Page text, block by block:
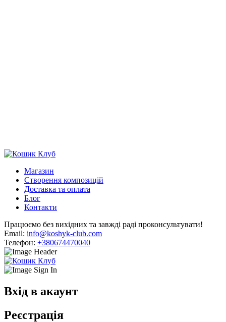
Магазин
Створення композицій
Доставка та оплата
Блог
Контакти
Працюємо без вихідних та завжді раді проконсультувати!
Email: info@koshyk-club.com
Телефон: +380674470040
Вхід в акаунт
Реєстрація